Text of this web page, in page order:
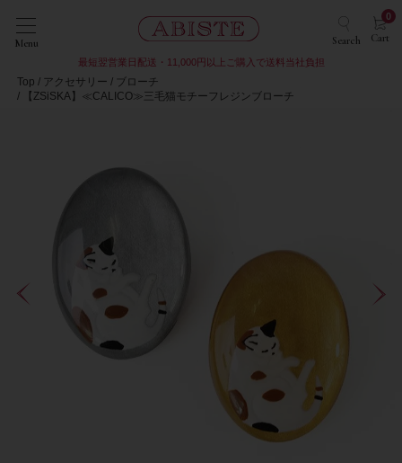
Menu Search Cart
0
最短翌営業日配送・11,000円以上ご購入で送料当社負担
Top アクセサリー
ブローチ
【ZSiSKA】≪CALICO≫三毛猫モチーフレジンブローチ